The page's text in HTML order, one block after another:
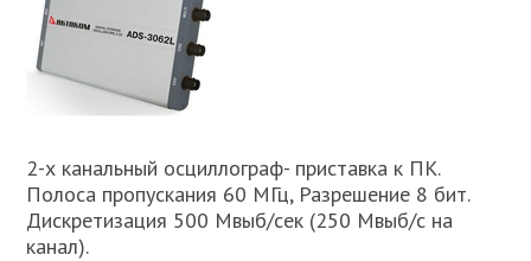
2-х канальный осциллограф- приставка к ПК.
Полоса пропускания 60 МГц, Разрешение 8 бит.
Дискретизация 500 Мвыб/сек (250 Мвыб/с на
канал).